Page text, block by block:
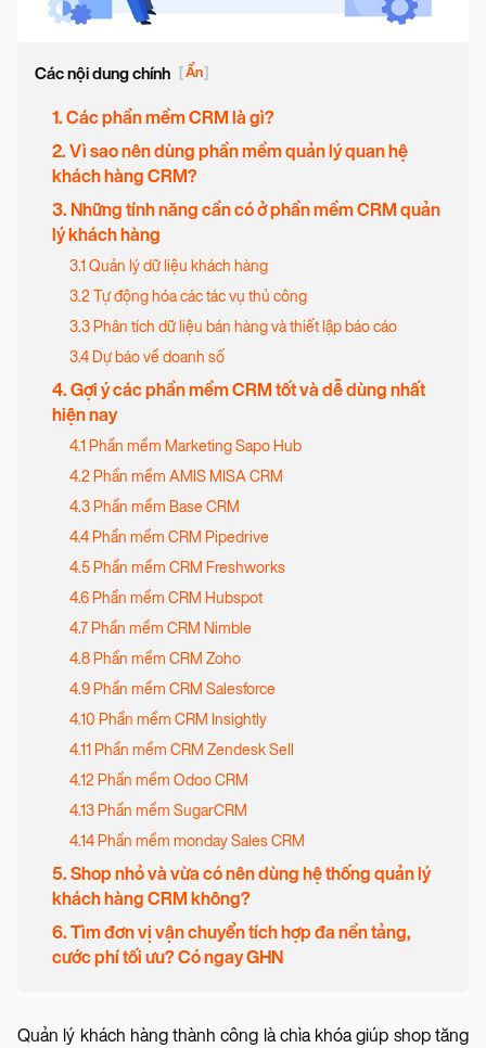
Các nội dung chính [Ẩn]
1. Các phần mềm CRM là gì?
2. Vì sao nên dùng phần mềm quản lý quan hệ
khách hàng CRM?
3. Những tính năng cần có ở phần mềm CRM quản
lý khách hàng
3.1 Quản lý dữ liệu khách hàng
3.2 Tự động hóa các tác vụ thủ công
3.3 Phân tích dữ liệu bán hàng và thiết lập báo cáo
3.4 Dự báo về doanh số
4. Gợi ý các phần mềm CRM tốt và dễ dùng nhất
hiện nay
4.1 Phần mềm Marketing Sapo Hub
4.2 Phần mềm AMIS MISA CRM
4.3 Phần mềm Base CRM
4.4 Phần mềm CRM Pipedrive
4.5 Phần mềm CRM Freshworks
4.6 Phần mềm CRM Hubspot
4.7 Phần mềm CRM Nimble
4.8 Phần mềm CRM Zoho
4.9 Phần mềm CRM Salesforce
4.10 Phần mềm CRM Insightly
4.11 Phần mềm CRM Zendesk Sell
4.12 Phần mềm Odoo CRM
4.13 Phần mềm SugarCRM
4.14 Phần mềm monday Sales CRM
5. Shop nhỏ và vừa có nên dùng hệ thống quản lý
khách hàng CRM không?
6. Tìm đơn vị vận chuyển tích hợp đa nền tảng,
cước phí tối ưu? Có ngay GHN
Quản lý khách hàng thành công là chìa khóa giúp shop tăng